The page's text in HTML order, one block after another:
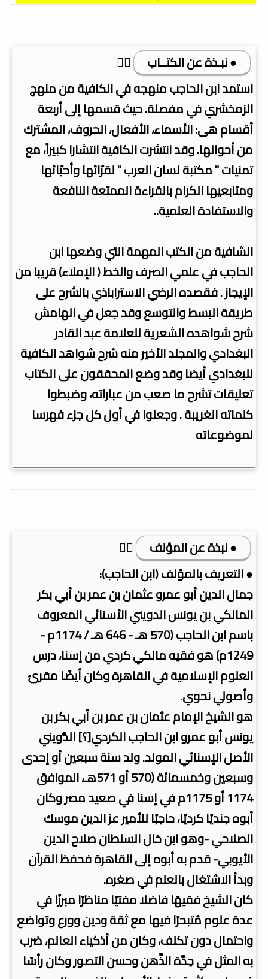
● نبـذة عن الكتــاب
👇🏿
استمد ابن الحاجب منهجه في الكافية من منهج
الزمخشري في مفصلة. حيث قسمها إلى أربعة
أقسام هى: الأسماء، الأفعال، الحروف، المشترك
من أحوالها. وقد انتشرت الكافية انتشارا كبيراً، مع
تمنيات " مكتبة لسان العرب " لقرّائها وأحبّائها
ومتابعيها الكرام بالقراءة الممتعة النافعة
والاستفادة العلمية..
الشافية من الكتب المهمة التي وضعها ابن
الحاجب في علمي الصرف والخط ( الإملاء) قريبا من
الإيجاز . فقصده الرضي الاستراباذي بالشرح على
طريقة البسط والتوسع وقد جعل في الهامش
شرح شواهده الشعرية للعلامة عبد القادر
البغدادي والمجلد الأخير منه شرح شواهد الكافية
للبغدادي أيضا وقد وضع المحققون على الكتاب
تعليقات تشرح ما صعب من عباراته، وضبطوا
كلماته الغريبة . وجعلوا في أول كل جزء فهرسا
لموضوعاته
● نبذة عن المؤلف
👇🏿
● التعريف بالمؤلف (ابن الحاجب):
جمال الدين أبو عمرو عثمان بن عمر بن أبي بكر
المالكي بن يونس الدويني الأسنائي المعروف
باسم ابن الحاجب (570 هـ - 646 هـ / 1174م -
1249م) هو فقيه مالكي كردي من إسنا، درس
العلوم الإسلامية في القاهرة وكان أيضًا مقرئ
وأصولي نحوي.
هو الشيخ الإمام عثمان بن عمر بن أبي بكر بن
يونس أبو عمرو ابن الحاجب الكردي[؟] الدُّويني
الأصل الإسنائي المولد. ولد سنة سبعين أو إحدى
وسبعين وخمسمائة (570 أو 571هـ، الموافق
1174 أو 1175م في إسنا في صعيد مصر وكان
أبوه جنديًا كرديًا، حاجبًا للأمير عز الدين موسك
الصلاحي -وهو ابن خال السلطان صلاح الدين
الأيوبي- قدم به أبوه إلى القاهرة فحفظ القرآن
وبدأ الاشتغال بالعلم في صغره.
كان الشيخ فقيهًا فاضلا مفتيًا مناظرًا مبرزًا في
عدة علوم مُتبحرًا فيها مع ثقة ودين وورع وتواضع
واحتمال دون تكلف، وكان من أذكياء العالم، ضرب
به المثل في حِدَّة الذِّهن وحسن التصور وكان رأسًا